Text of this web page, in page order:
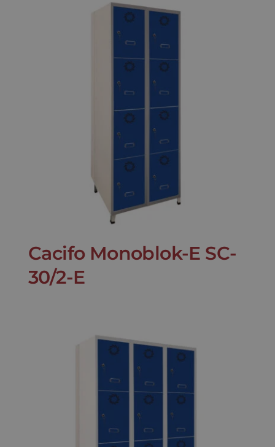
Cacifo Monoblok-E SC-
30/2-E